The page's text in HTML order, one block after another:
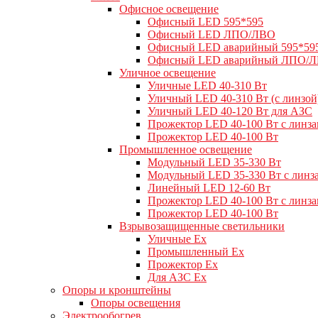
Офисное освещение
Офисный LED 595*595
Офисный LED ЛПО/ЛВО
Офисный LED аварийный
Офисный LED аварийный ЛПО/
Уличное освещение
Уличные LED 40-310 Вт
Уличный LED 40-310 Вт (с
Уличный LED 40-120 Вт для АЗС
Прожектор LED 40-100 Вт с
Прожектор LED 40-100 Вт
Промышленное освещение
Модульный LED 35-330 Вт
Модульный LED 35-330 Вт с
Линейный LED 12-60 Вт
Прожектор LED 40-100 Вт с
Прожектор LED 40-100 Вт
Взрывозащищенные светильники
Уличные Ex
Промышленный Ex
Прожектор Ex
Для АЗС Ex
Опоры и кронштейны
Опоры освещения
Электрообогрев